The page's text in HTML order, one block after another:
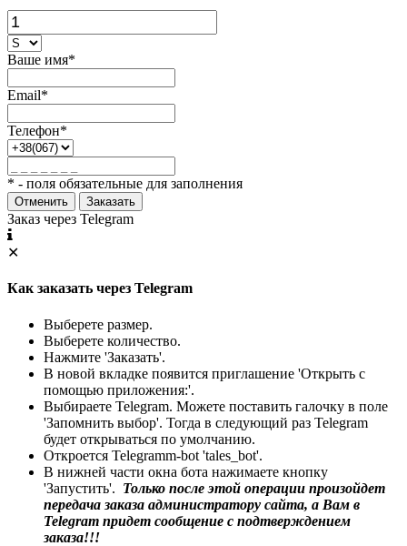
Ваше имя*
Email*
Телефон*
* - поля обязательные для заполнения
Отменить Заказать
Заказ через Telegram
✕
Как заказать через Telegram
Выберете размер.
Выберете количество.
Нажмите 'Заказать'.
В новой вкладке появится приглашение 'Открыть с
помощью приложения:'.
Выбираете Telegram. Можете поставить галочку в поле
'Запомнить выбор'. Тогда в следующий раз Telegram
будет открываться по умолчанию.
Откроется Telegramm-bot 'tales_bot'.
В нижней части окна бота нажимаете кнопку
'Запустить'. Только после этой операции произойдет
передача заказа администратору сайта, а Вам в
Telegram придет сообщение с подтверждением
заказа!!!